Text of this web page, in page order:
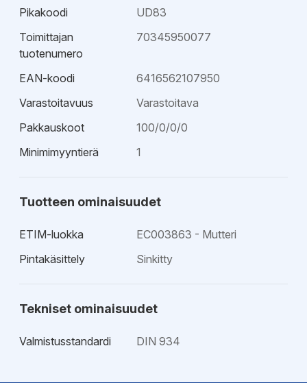
Pikakoodi
UD83
Toimittajan
tuotenumero
70345950077
EAN-koodi
6416562107950
Varastoitavuus
Varastoitava
Pakkauskoot
100/0/0/0
Minimimyyntierä
1
Tuotteen ominaisuudet
ETIM-luokka
EC003863 - Mutteri
Pintakäsittely
Sinkitty
Tekniset ominaisuudet
Valmistusstandardi DIN 934